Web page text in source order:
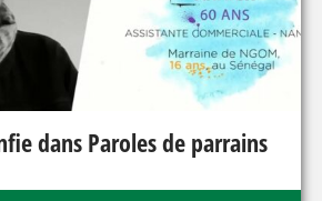
dans Paroles de parrains